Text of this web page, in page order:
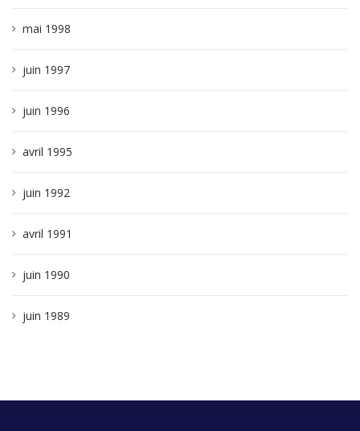
mai 1998
juin 1997
juin 1996
avril 1995
juin 1992
avril 1991
juin 1990
juin 1989